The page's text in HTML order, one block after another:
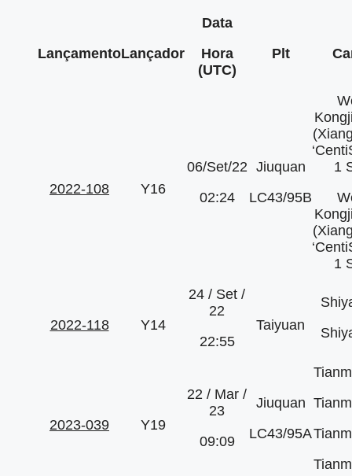
LançamentoLançador
Data
Hora
(UTC)
Plt
2022-108 Y16
06/Set/22
02:24
Jiuquan
LC43/95B
1
1
2022-118 Y14
24 / Set /
22
22:55
Taiyuan
2023-039 Y19
22 / Mar /
23
09:09
Jiuquan
LC43/95A